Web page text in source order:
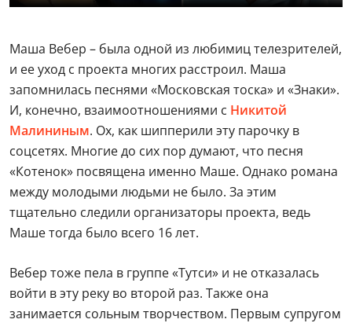
Маша Вебер – была одной из любимиц телезрителей,
и ее уход с проекта многих расстроил. Маша
запомнилась песнями «Московская тоска» и «Знаки».
И, конечно, взаимоотношениями с Никитой
Малининым. Ох, как шипперили эту парочку в
соцсетях. Многие до сих пор думают, что песня
«Котенок» посвящена именно Маше. Однако романа
между молодыми людьми не было. За этим
тщательно следили организаторы проекта, ведь
Маше тогда было всего 16 лет.
Вебер тоже пела в группе «Тутси» и не отказалась
войти в эту реку во второй раз. Также она
занимается сольным творчеством. Первым супругом